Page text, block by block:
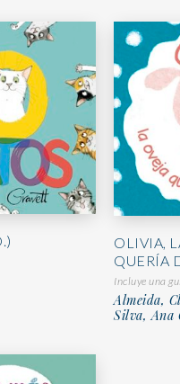
OLIVIA,
QUERÍA
Incluye una
Almeida,
Silva, Ana